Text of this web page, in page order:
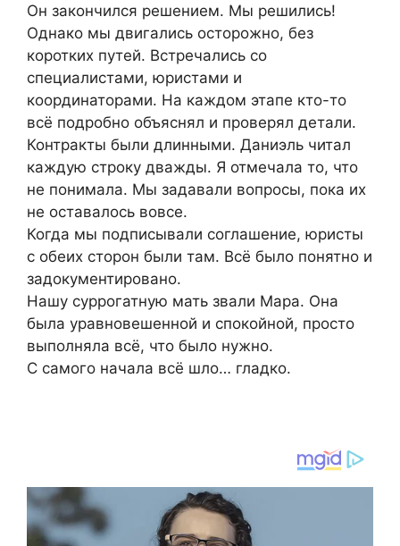
Он закончился решением. Мы решились!
Однако мы двигались осторожно, без
коротких путей. Встречались со
специалистами, юристами и
координаторами. На каждом этапе кто-то
всё подробно объяснял и проверял детали.
Контракты были длинными. Даниэль читал
каждую строку дважды. Я отмечала то, что
не понимала. Мы задавали вопросы, пока их
не оставалось вовсе.
Когда мы подписывали соглашение, юристы
с обеих сторон были там. Всё было понятно и
задокументировано.
Нашу суррогатную мать звали Мара. Она
была уравновешенной и спокойной, просто
выполняла всё, что было нужно.
С самого начала всё шло… гладко.